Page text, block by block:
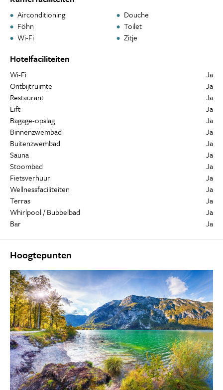
Airconditioning
Douche
Föhn
Toilet
Wi-Fi
Zitje
Hotelfaciliteiten
Wi-Fi
Ja
Ontbijtruimte
Ja
Restaurant
Ja
Lift
Ja
Bagage-opslag
Ja
Binnenzwembad
Ja
Buitenzwembad
Ja
Sauna
Ja
Stoombad
Ja
Fietsverhuur
Ja
Wellnessfaciliteiten
Ja
Terras
Ja
Whirlpool / Bubbelbad
Ja
Bar
Ja
Hoogtepunten